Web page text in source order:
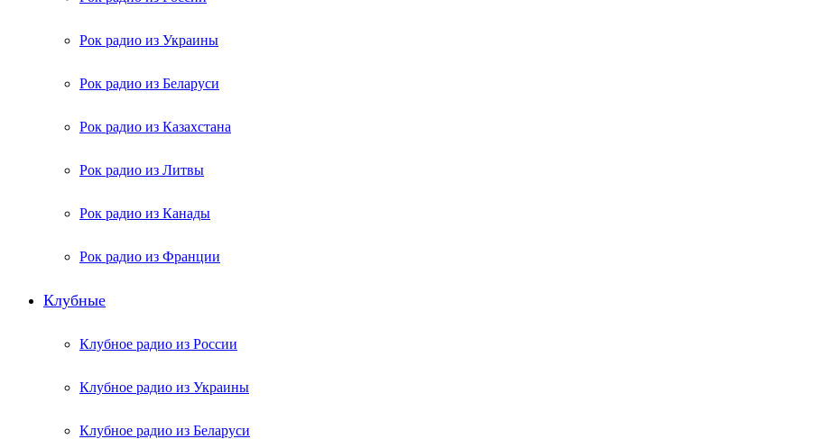
Рок радио из Украины
Рок радио из Беларуси
Рок радио из Казахстана
Рок радио из Литвы
Рок радио из Канады
Рок радио из Франции
Клубные
Клубное радио из России
Клубное радио из Украины
Клубное радио из Беларуси